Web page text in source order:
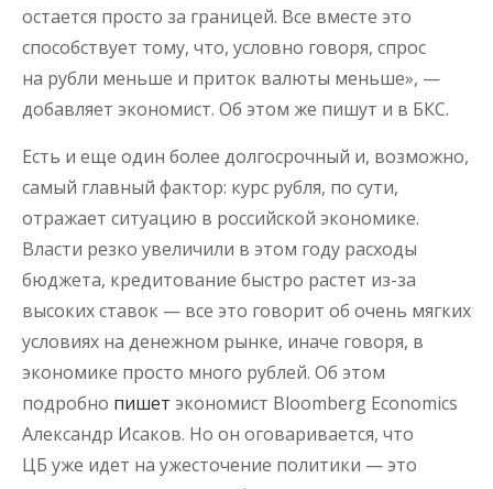
остается просто за границей. Все вместе это
способствует тому, что, условно говоря, спрос
на рубли меньше и приток валюты меньше», —
добавляет экономист. Об этом же пишут и в БКС.
Есть и еще один более долгосрочный и, возможно,
самый главный фактор: курс рубля, по сути,
отражает ситуацию в российской экономике.
Власти резко увеличили в этом году расходы
бюджета, кредитование быстро растет из-за
высоких ставок — все это говорит об очень мягких
условиях на денежном рынке, иначе говоря, в
экономике просто много рублей. Об этом
подробно пишет экономист Bloomberg Economics
Александр Исаков. Но он оговаривается, что
ЦБ уже идет на ужесточение политики — это